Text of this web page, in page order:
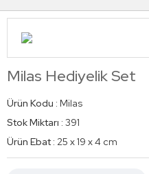
Milas Hediyelik Set
Ürün Kodu : Milas
Stok Miktarı : 391
Ürün Ebat : 25 x 19 x 4 cm